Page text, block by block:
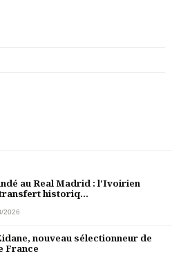
au Real Madrid : l’Ivoirien
historiq...
2026
nouveau sélectionneur de
France